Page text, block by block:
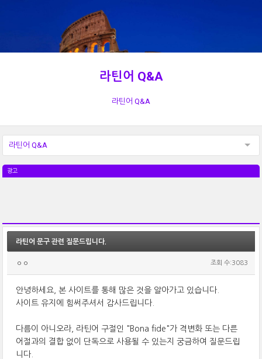
라틴어 Q&A
라틴어 Q&A
라틴어 Q&A
광고
라틴어 문구 관련 질문드립니다.
ㅇㅇ 조회 수:3083
안녕하세요, 본 사이트를 통해 많은 것을 알아가고 있습니다.
사이트 유지에 힘써주셔서 감사드립니다.
다름이 아니오라, 라틴어 구절인 "Bona fide"가 격변화 또는 다른
어절과의 결합 없이 단독으로 사용될 수 있는지 궁금하여 질문드립
니다.